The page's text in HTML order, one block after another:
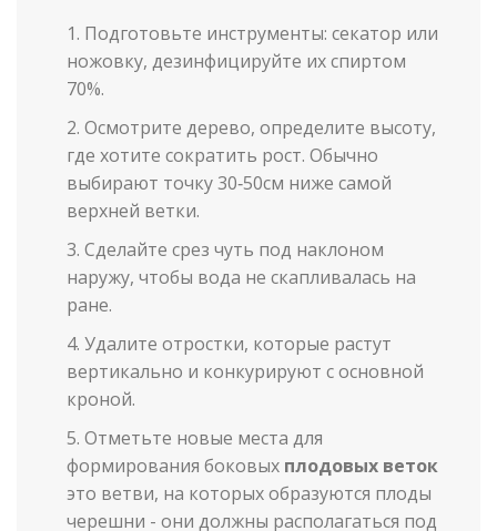
Подготовьте инструменты: секатор или
ножовку, дезинфицируйте их спиртом
70%.
Осмотрите дерево, определите высоту,
где хотите сократить рост. Обычно
выбирают точку 30‑50см ниже самой
верхней ветки.
Сделайте срез чуть под наклоном
наружу, чтобы вода не скапливалась на
ране.
Удалите отростки, которые растут
вертикально и конкурируют с основной
кроной.
Отметьте новые места для
формирования боковых плодовых веток
это ветви, на которых образуются плоды
черешни - они должны располагаться под